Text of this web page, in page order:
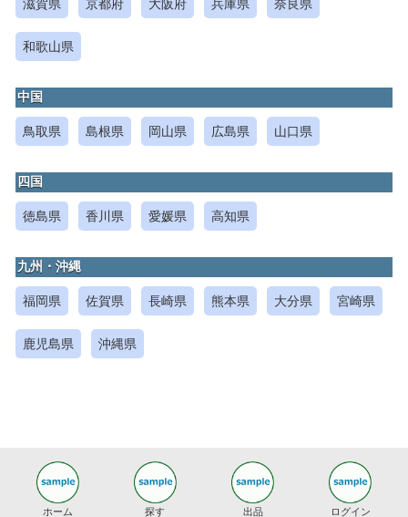
滋賀県 京都府 大阪府 兵庫県 奈良県
和歌山県
中国
鳥取県 島根県 岡山県 広島県 山口県
四国
徳島県 香川県 愛媛県 高知県
九州・沖縄
福岡県 佐賀県 長崎県 熊本県 大分県 宮崎県
鹿児島県 沖縄県
ホーム 探す 出品 ログイン